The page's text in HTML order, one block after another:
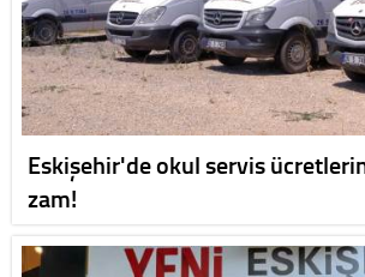
Eskişehir'de okul servis
zam!